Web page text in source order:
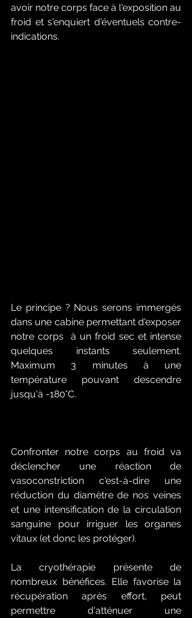
avoir notre corps face à l'exposition au
froid et s'enquiert d'éventuels contre-
indications.
Le principe ? Nous serons immergés
dans une cabine permettant d'exposer
notre corps  à un froid sec et intense
quelques instants seulement.
Maximum 3 minutes à une
température pouvant descendre
jusqu'à -180°C.
Confronter notre corps au froid va
déclencher une réaction de
vasoconstriction c'est-à-dire une
réduction du diamètre de nos veines
et une intensification de la circulation
sanguine pour irriguer les organes
vitaux (et donc les protéger).
La cryothérapie présente de
nombreux bénéfices. Elle favorise la
récupération après effort, peut
permettre d'atténuer une